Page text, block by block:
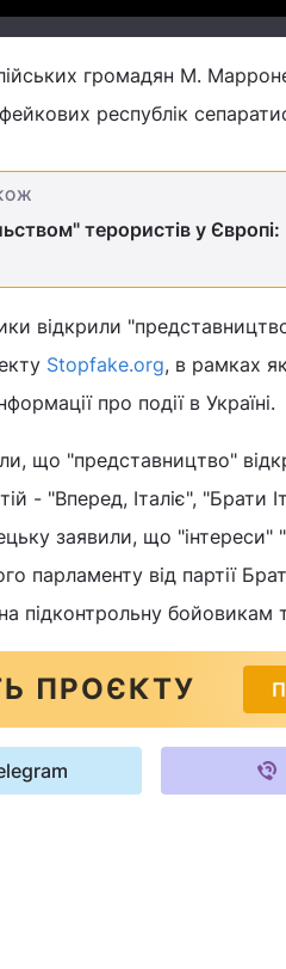
громадян М.
республік
терористів у Європі:
відкрили
Stopfake.org, в рамках
про події в Україні.
що "представництво"
- "Вперед, Італіє", "Брати
заявили, що "інтереси"
парламенту від партії
підконтрольну бойовикам
ПРОЄКТУ